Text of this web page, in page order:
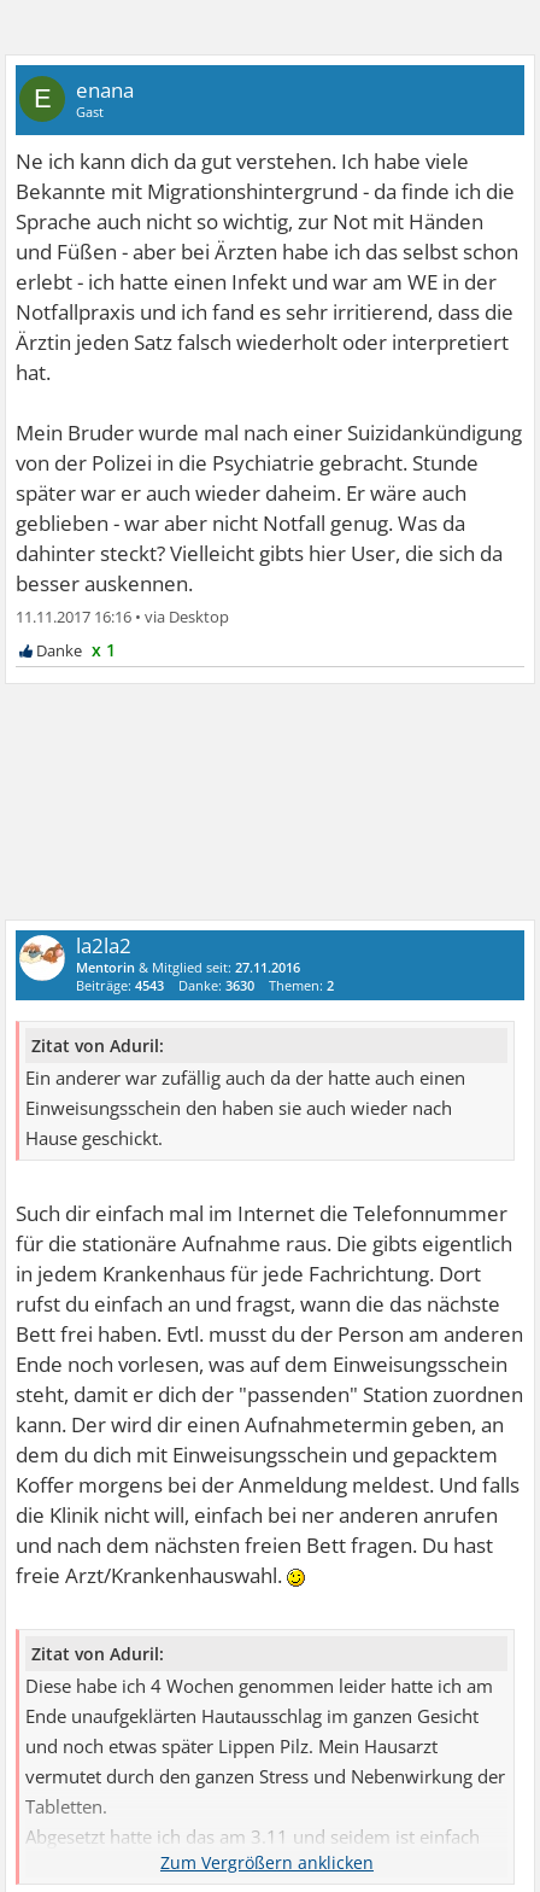
E enana
Gast
Ne ich kann dich da gut verstehen. Ich habe viele
Bekannte mit Migrationshintergrund - da finde ich die
Sprache auch nicht so wichtig, zur Not mit Händen
und Füßen - aber bei Ärzten habe ich das selbst schon
erlebt - ich hatte einen Infekt und war am WE in der
Notfallpraxis und ich fand es sehr irritierend, dass die
Ärztin jeden Satz falsch wiederholt oder interpretiert
hat.
Mein Bruder wurde mal nach einer Suizidankündigung
von der Polizei in die Psychiatrie gebracht. Stunde
später war er auch wieder daheim. Er wäre auch
geblieben - war aber nicht Notfall genug. Was da
dahinter steckt? Vielleicht gibts hier User, die sich da
besser auskennen.
11.11.2017 16:16 •
x 1
la2la2
Mentorin & Mitglied seit:27.11.2016
Beiträge:4543 Danke:3630 Themen:2
Zitat von Aduril:
Ein anderer war zufällig auch da der hatte auch einen
Einweisungsschein den haben sie auch wieder nach
Hause geschickt.
Such dir einfach mal im Internet die Telefonnummer
für die stationäre Aufnahme raus. Die gibts eigentlich
in jedem Krankenhaus für jede Fachrichtung. Dort
rufst du einfach an und fragst, wann die das nächste
Bett frei haben. Evtl. musst du der Person am anderen
Ende noch vorlesen, was auf dem Einweisungsschein
steht, damit er dich der "passenden" Station zuordnen
kann. Der wird dir einen Aufnahmetermin geben, an
dem du dich mit Einweisungsschein und gepacktem
Koffer morgens bei der Anmeldung meldest. Und falls
die Klinik nicht will, einfach bei ner anderen anrufen
und nach dem nächsten freien Bett fragen. Du hast
freie Arzt/Krankenhauswahl.
Zitat von Aduril:
Diese habe ich 4 Wochen genommen leider hatte ich am
Ende unaufgeklärten Hautausschlag im ganzen Gesicht
und noch etwas später Lippen Pilz. Mein Hausarzt
vermutet durch den ganzen Stress und Nebenwirkung der
Tabletten.
Abgesetzt hatte ich das am 3.11 und seidem ist einfach
nur die Hölle los gebrochen.